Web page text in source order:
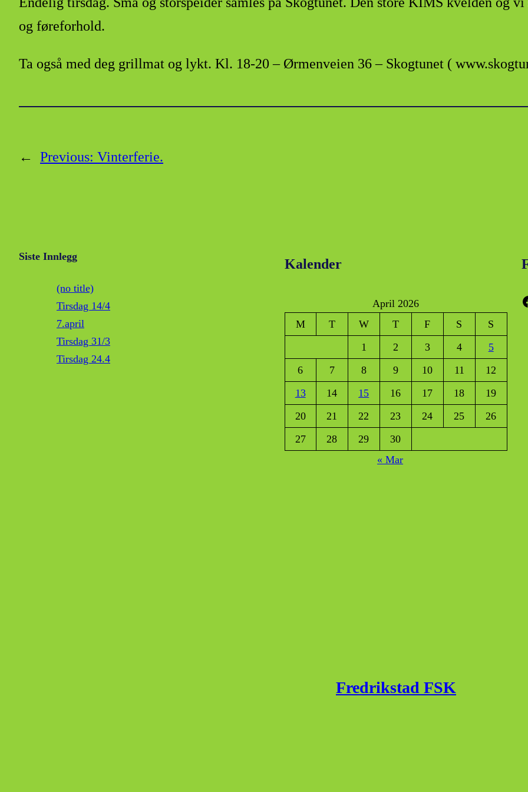
og føreforhold.
Ta også med deg grillmat og lykt. Kl. 18-20 – Ørmenveien 36 – Skogtunet (
← Previous: Vinterferie.
Siste Innlegg
(no title)
Tirsdag 14/4
7.april
Tirsdag 31/3
Tirsdag 24.4
Kalender
April 2026
M
T W T F S
S
1
2 3 4
5
6
7 8 9 10 11
12
13
14 15 16 17 18
19
20
21 22 23 24 25
26
27
28 29
30
« Mar
Facebook
Fredrikstad FSK